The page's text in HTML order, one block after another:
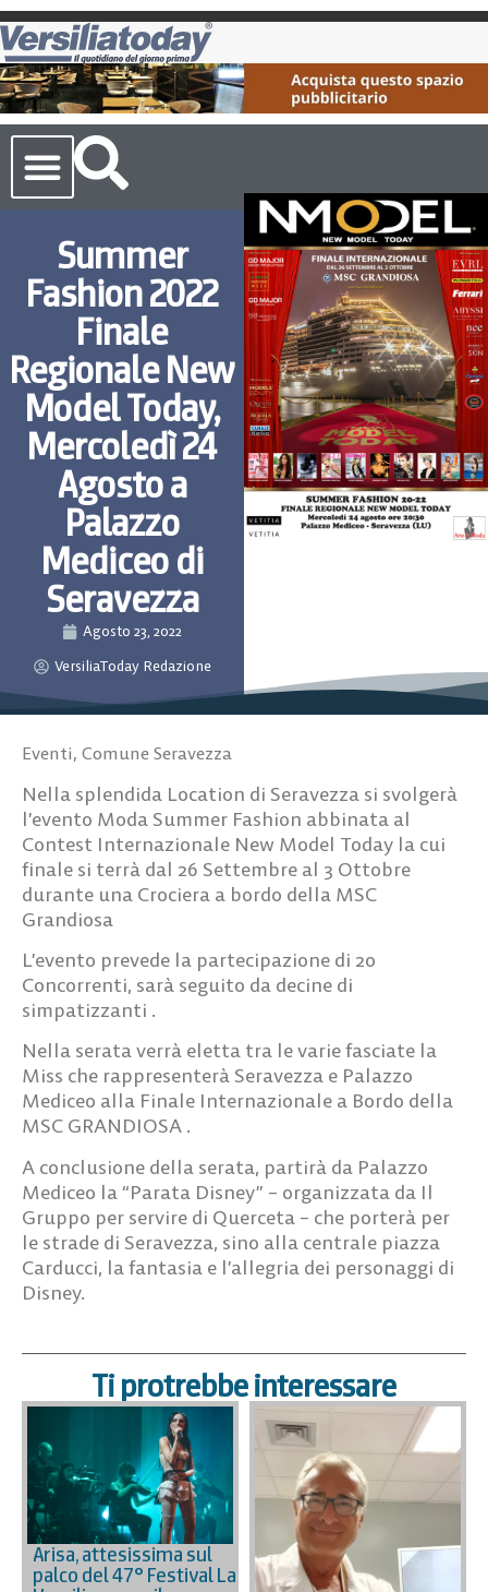
Summer
Fashion 2022
Finale
Regionale New
Model Today,
Mercoledì 24
Agosto a
Palazzo
Mediceo di
Seravezza
Agosto 23, 2022
VersiliaToday Redazione
Eventi, Comune Seravezza
Nella splendida Location di Seravezza si svolgerà
l’evento Moda Summer Fashion abbinata al
Contest Internazionale New Model Today la cui
finale si terrà dal 26 Settembre al 3 Ottobre
durante una Crociera a bordo della MSC
Grandiosa
L’evento prevede la partecipazione di 20
Concorrenti, sarà seguito da decine di
simpatizzanti .
Nella serata verrà eletta tra le varie fasciate la
Miss che rappresenterà Seravezza e Palazzo
Mediceo alla Finale Internazionale a Bordo della
MSC GRANDIOSA .
A conclusione della serata, partirà da Palazzo
Mediceo la “Parata Disney” – organizzata da Il
Gruppo per servire di Querceta – che porterà per
le strade di Seravezza, sino alla centrale piazza
Carducci, la fantasia e l’allegria dei personaggi di
Disney.
Ti protrebbe interessare
Arisa, attesissima sul
palco del 47° Festival La